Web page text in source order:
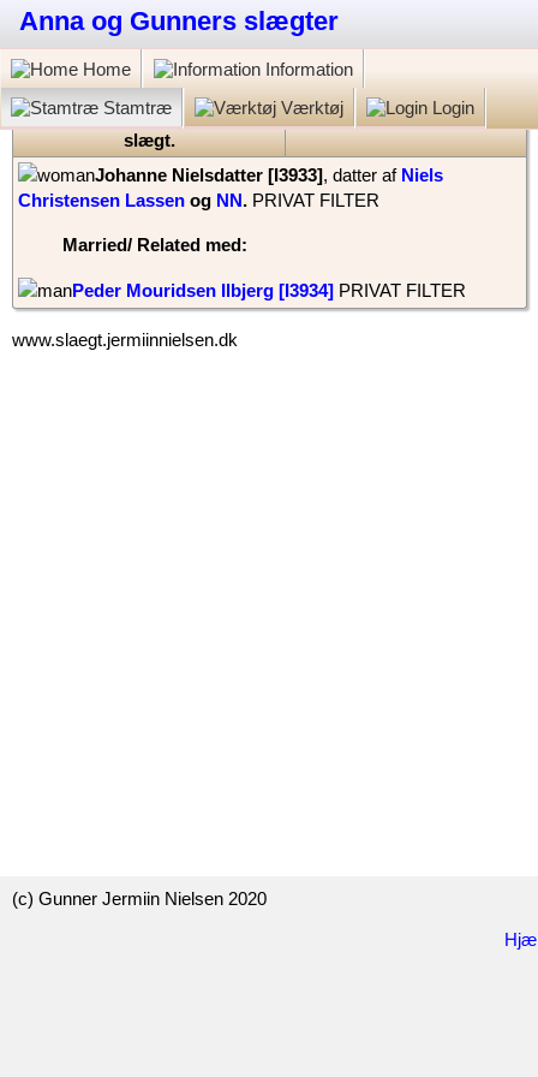
Anna og Gunners slægter
Home
Information
Stamtræ
Værktøj Login
Gunner Jermiin Nielsen: Min
slægt.
‎Johanne Nielsdatter‏‎ [I3933]‎, datter af Niels
Christensen Lassen og NN‏. PRIVAT FILTER
Married/ Related med:
Peder Mouridsen Ilbjerg‏‎ [I3934] PRIVAT FILTER
www.slaegt.jermiinnielsen.dk
(c) Gunner Jermiin Nielsen 2020